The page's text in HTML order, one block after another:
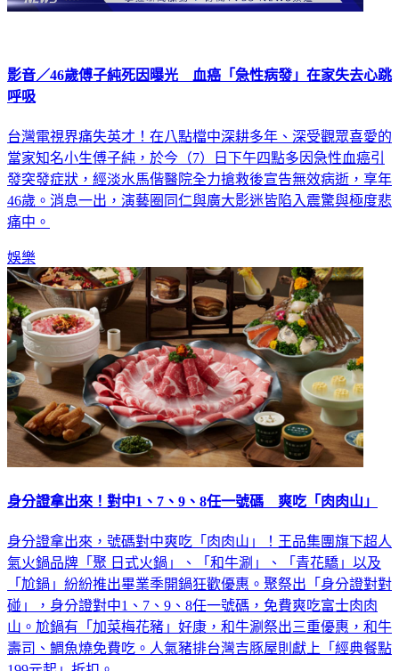
影音／46歲傅子純死因曝光 血癌「急性病發」在家失去心跳
呼吸
台灣電視界痛失英才！在八點檔中深耕多年、深受觀眾喜愛的
當家知名小生傅子純，於今（7）日下午四點多因急性血癌引
發突發症狀，經淡水馬偕醫院全力搶救後宣告無效病逝，享年
46歲。消息一出，演藝圈同仁與廣大影迷皆陷入震驚與極度悲
痛中。
娛樂
身分證拿出來！對中1、7、9、8任一號碼 爽吃「肉肉山」
身分證拿出來，號碼對中爽吃「肉肉山」！王品集團旗下超人
氣火鍋品牌「聚 日式火鍋」、「和牛涮」、「青花驕」以及
「尬鍋」紛紛推出畢業季開鍋狂歡優惠。聚祭出「身分證對對
碰」，身分證對中1、7、9、8任一號碼，免費爽吃富士肉肉
山。尬鍋有「加菜梅花豬」好康，和牛涮祭出三重優惠，和牛
壽司、鯛魚燒免費吃。人氣豬排台灣吉豚屋則獻上「經典餐點